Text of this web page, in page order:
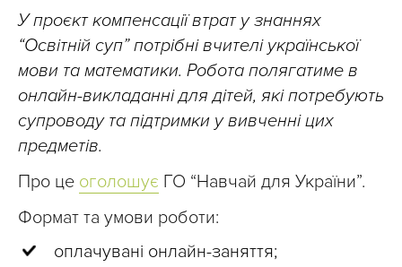
У проєкт компенсації втрат у знаннях
“Освітній суп” потрібні вчителі української
мови та математики. Робота полягатиме в
онлайн-викладанні для дітей, які потребують
супроводу та підтримки у вивченні цих
предметів.
Про це оголошує ГО “Навчай для України”.
Формат та умови роботи:
оплачувані онлайн-заняття;